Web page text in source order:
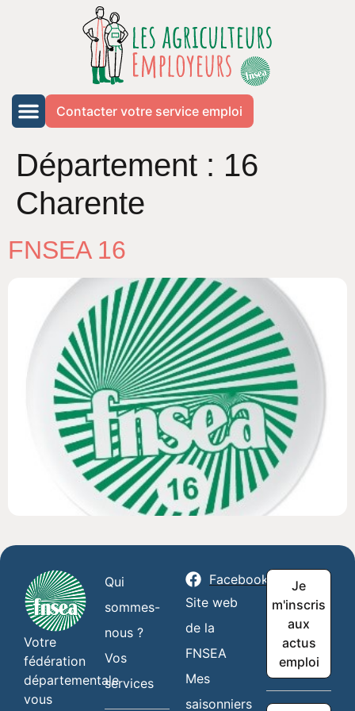
Contacter votre service emploi
Département : 16
Charente
FNSEA 16
Votre
fédération
départementale
vous
Qui
sommes-
nous ?
Vos
services
Facebook
Site web
de la
FNSEA
Mes
saisonniers
Je
m'inscris
aux
actus
emploi